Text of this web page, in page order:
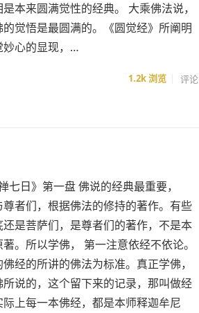
本来圆满觉性的经典。 大乘佛法说，
觉悟是最圆满的。《圆觉经》所阐明
妙心的显现，…
1.2k浏览 评论
七日》第一盘 佛说的经典最重要，
者们，根据佛法的修持的著作。有些
是菩萨们，是尊者们的著作，不是本
。所以学佛， 第一注意依经不依论。
经的所讲的佛法为标准。真正学佛，
说的，这个留下来的记录，那叫做经
上每一本佛经，都是本师释迦牟尼